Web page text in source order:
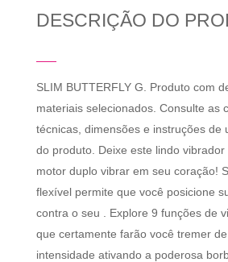
DESCRIÇÃO DO
SLIM BUTTERFLY G. Produto com
materiais selecionados. Consulte as
técnicas, dimensões e instruções de
do produto. Deixe este lindo
motor duplo vibrar em seu coração!
flexível permite que você posicione
contra o seu . Explore 9 funções de
que certamente farão você tremer
intensidade ativando a poderosa